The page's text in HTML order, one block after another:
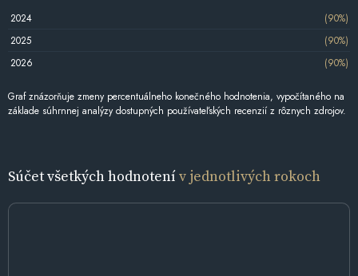
2024
(90%)
2025
(90%)
2026
(90%)
Graf znázorňuje zmeny percentuálneho konečného hodnotenia, vypočítaného na
základe súhrnnej analýzy dostupných používateľských recenzií z rôznych zdrojov.
Súčet všetkých hodnotenív jednotlivých rokoch